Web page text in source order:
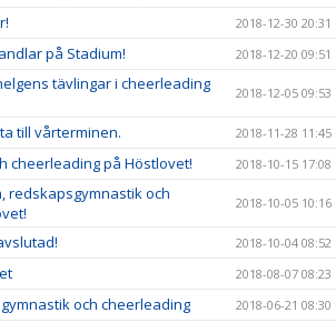
2018-12-30 20:31
på Stadium! 2018-12-20 09:51
tävlingar i cheerleading
2018-12-05 09:53
till vårterminen. 2018-11-28 11:45
cheerleading på Höstlovet! 2018-10-15 17:08
redskapsgymnastik och
2018-10-05 10:16
2018-10-04 08:52
2018-08-07 08:23
och cheerleading 2018-06-21 08:30